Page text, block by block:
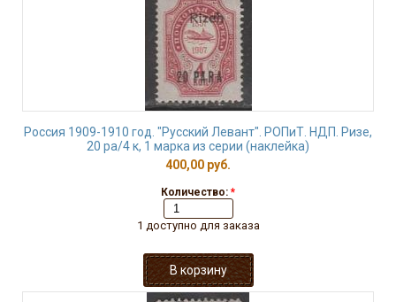
Россия 1909-1910 год. "Русский Левант". РОПиТ. НДП. Ризе,
20 ра/4 к, 1 марка из серии (наклейка)
400,00 руб.
Количество: *
1 доступно для заказа